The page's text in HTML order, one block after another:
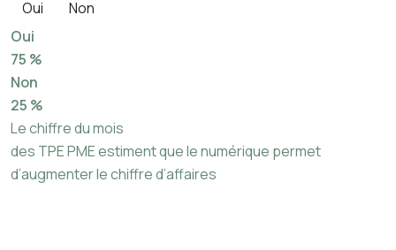
Oui
Non
Oui
75 %
Non
25 %
Le chiffre du mois
des TPE PME estiment que le numérique permet
d’augmenter le chiffre d’affaires